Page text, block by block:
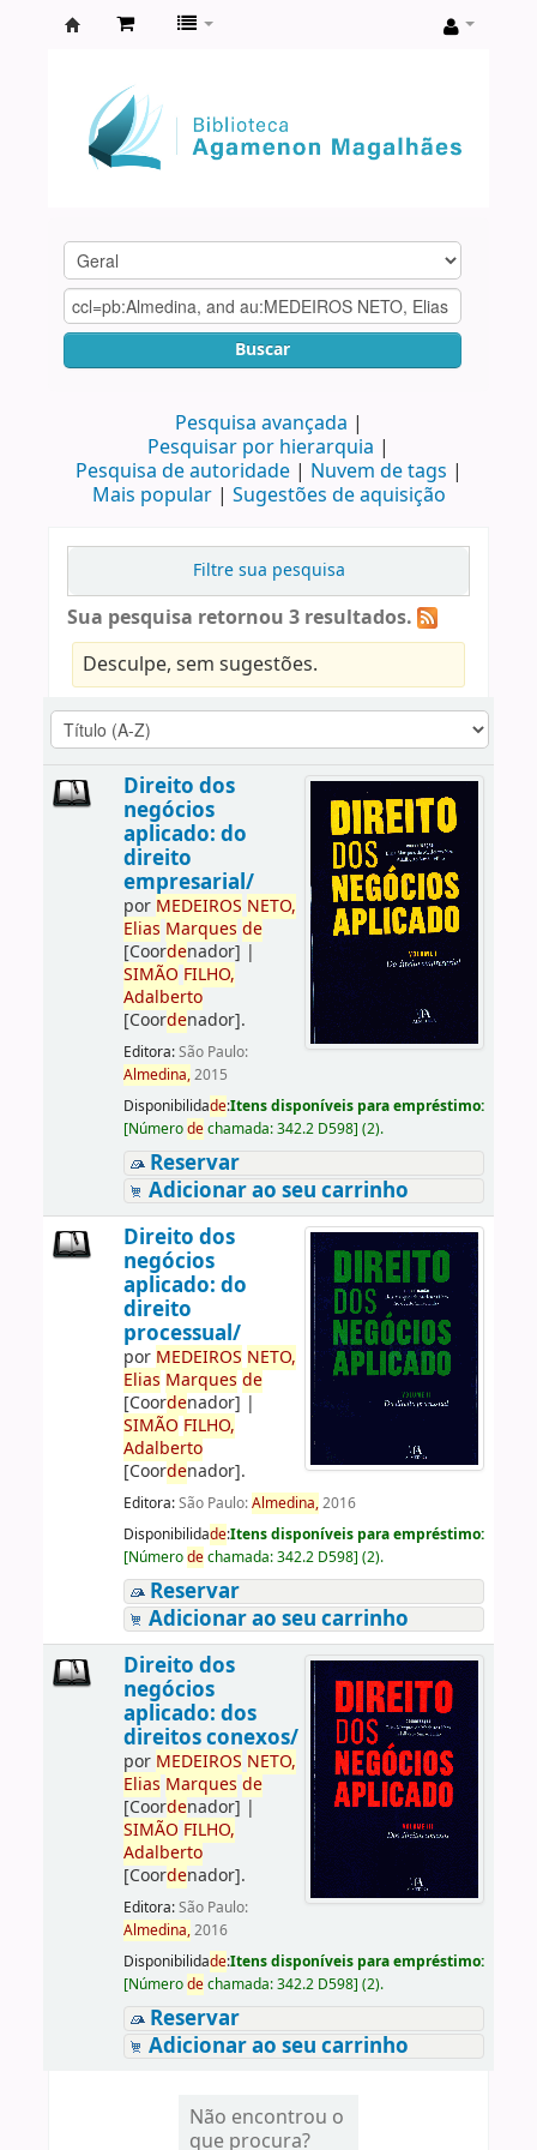
Agamenon
Magalhães
Buscar
Pesquisa avançada
Pesquisar por hierarquia
Pesquisa de autoridade
Nuvem de tags
Mais popular
Sugestões de aquisição
Filtre sua pesquisa
Sua pesquisa retornou 3 resultados.
Desculpe, sem sugestões.
Direito dos
negócios
aplicado: do
direito
empresarial/
por MEDEIROS NETO,
Elias Marques de
[Coordenador] |
SIMÃO FILHO,
Adalberto
[Coordenador].
Editora:São Paulo:
Almedina,2015
Disponibilidade:Itens disponíveis para empréstimo:
[Númerodechamada:342.2 D598] (2).
Reservar
Adicionar ao seu carrinho
Direito dos
negócios
aplicado: do
direito
processual/
por MEDEIROS NETO,
Elias Marques de
[Coordenador] |
SIMÃO FILHO,
Adalberto
[Coordenador].
Editora:São Paulo:Almedina,2016
Disponibilidade:Itens disponíveis para empréstimo:
[Númerodechamada:342.2 D598] (2).
Reservar
Adicionar ao seu carrinho
Direito dos
negócios
aplicado: dos
direitos conexos/
por MEDEIROS NETO,
Elias Marques de
[Coordenador] |
SIMÃO FILHO,
Adalberto
[Coordenador].
Editora:São Paulo:
Almedina,2016
Disponibilidade:Itens disponíveis para empréstimo:
[Númerodechamada:342.2 D598] (2).
Reservar
Adicionar ao seu carrinho
Não encontrou o
que procura?